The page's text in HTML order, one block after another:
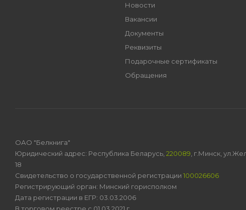
Новости
Вакансии
Документы
Реквизиты
Подарочные сертификаты
Обращения
ОАО "Белкнига"
Юридический адрес: Республика Беларусь, 220089 , г.Минск,
18
Свидетельство о государственной регистрации 100026606
Регистрирующий орган: Минский горисполком
Дата регистрации в ЕГР: 03.03.2006